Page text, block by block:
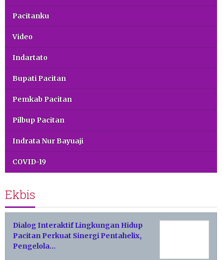
Pacitanku
Video
Indartato
Bupati Pacitan
Pemkab Pacitan
Pilbup Pacitan
Indrata Nur Bayuaji
COVID-19
Ekbis
Dialog Interaktif Lingkungan Hidup
Pacitan Perkuat Sinergi Pentahelix,
Pengelola…